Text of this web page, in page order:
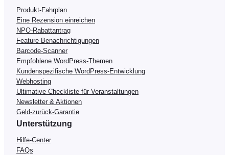
Produkt-Fahrplan
Eine Rezension einreichen
NPO-Rabattantrag
Feature Benachrichtigungen
Barcode-Scanner
Empfohlene WordPress-Themen
Kundenspezifische WordPress-Entwicklung
Webhosting
Ultimative Checkliste für Veranstaltungen
Newsletter & Aktionen
Geld-zurück-Garantie
Unterstützung
Hilfe-Center
FAQs